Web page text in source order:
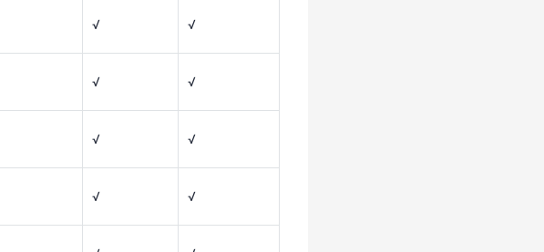
√ √
√ √
√ √
√ √
√ √
√ √